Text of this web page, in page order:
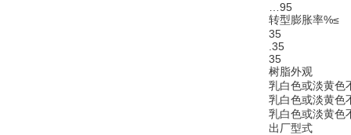
…95
转型膨胀率%≤
35
.35
35
树脂外观
乳白色或淡黄色
乳白色或淡黄色
乳白色或淡黄色
出厂型式